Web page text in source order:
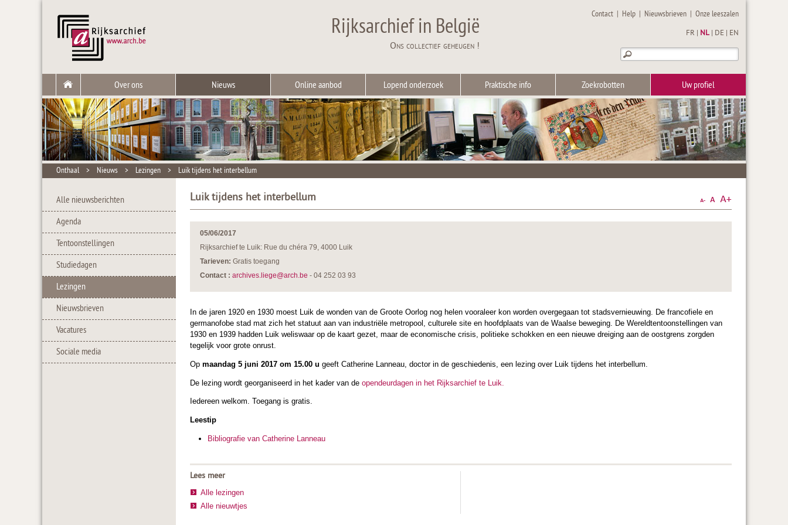
Rijksarchief in België
Ons collectief geheugen !
Contact | Help | Nieuwsbrieven |Onze leeszalen
FR NL DE EN
Over ons Nieuws Online aanbod Lopend onderzoek Praktische info Zoekrobotten Uw profiel
Onthaal > Nieuws > Lezingen > Luik tijdens het interbellum
Alle nieuwsberichten
Agenda
Tentoonstellingen
Studiedagen
Lezingen
Nieuwsbrieven
Vacatures
Sociale media
Luik tijdens het interbellum
05/06/2017
Rijksarchief te Luik: Rue du chéra 79, 4000 Luik
Tarieven: Gratis toegang
Contact : archives.liege@arch.be - 04 252 03 93
In de jaren 1920 en 1930 moest Luik de wonden van de Groote Oorlog nog helen vooraleer kon worden overgegaan tot stadsvernieuwing. De francofiele en
germanofobe stad mat zich het statuut aan van industriële metropool, culturele site en hoofdplaats van de Waalse beweging. De Wereldtentoonstellingen van
1930 en 1939 hadden Luik weliswaar op de kaart gezet, maar de economische crisis, politieke schokken en een nieuwe dreiging aan de oostgrens zorgden
tegelijk voor grote onrust.
Op maandag 5 juni 2017 om 15.00 u geeft Catherine Lanneau, doctor in de geschiedenis, een lezing over Luik tijdens het interbellum.
De lezing wordt georganiseerd in het kader van de opendeurdagen in het Rijksarchief te Luik
Iedereen welkom. Toegang is gratis.
Leestip
Bibliografie van Catherine Lanneau
Lees meer
Alle lezingen
Alle nieuwtjes